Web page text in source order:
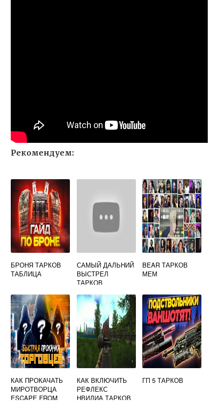
Рекомендуем:
БРОНЯ ТАРКОВ
ТАБЛИЦА
САМЫЙ ДАЛЬНИЙ
ВЫСТРЕЛ
ТАРКОВ
BEAR ТАРКОВ
МЕМ
КАК ПРОКАЧАТЬ
МИРОТВОРЦА
ESCAPE FROM
КАК ВКЛЮЧИТЬ
РЕФЛЕКС
НВИДИА ТАРКОВ
ГП 5 ТАРКОВ